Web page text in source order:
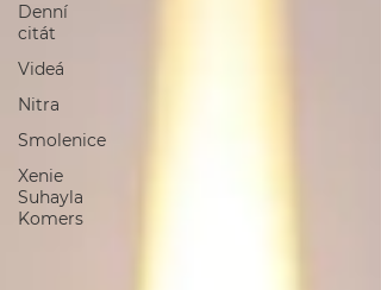
Denní
citát
Videá
Nitra
Smolenice
Xenie
Suhayla
Komers